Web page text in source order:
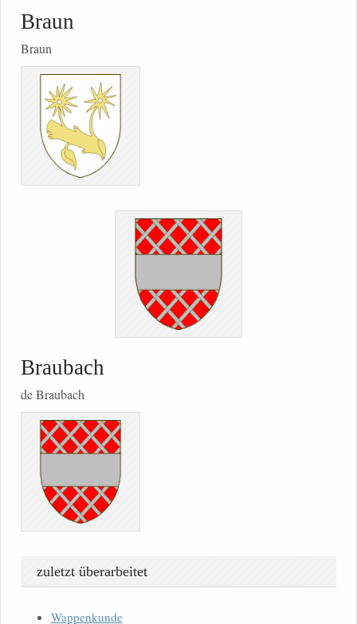
Braun
Braun
Braubach
de Braubach
zuletzt überarbeitet
Wappenkunde